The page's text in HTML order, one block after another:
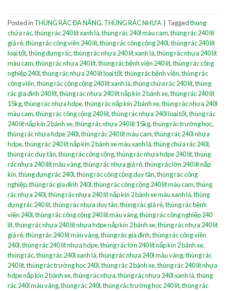
Posted in THÙNG RÁC ĐA NĂNG, THÙNG RÁC NHỰA Taggedthùng
chứa rác,thùng rác 240 lít xanh lá,thùng rác 240l màu cam,thùng rác 240 lít
giá rẻ,thùng rác công viên 240 lít,thùng rác công cộng 240l,thùng rác 240 lít
loại tốt,thùng đựng rác,thùng rác nhựa 240 lít xanh lá,thùng rác nhựa 240 lít
màu cam,thùng rác nhựa 240 lít,thùng rác bệnh viện 240 lít,thùng rác công
nghiệp 240l,thùng rác nhựa 240 lít loại tốt,thùng rác bệnh viện,thùng rác
công viên,thùng rác công cộng 240 lít xanh lá,thùng chứa rác 240 lít,thùng
rác gia đình 240 lít,thùng rác nhựa 240 lít nắp kín 2 bánh xe,thùng rác 240 lít
15kg,thùng rác nhựa hdpe,thùng rác nắp kín 2 bánh xe,thùng rác nhựa 240l
màu cam,thùng rác công cộng 240 lít,thùng rác nhựa 240l loại tốt,thùng rác
240 lít nắp kín 2 bánh xe,thùng rác nhựa 240 lít 15kg,thùng rác trường học,
thùng rác nhựa hdpe 240l,thùng rác 240 lít màu cam,thùng rác 240l nhựa
hdpe,thùng rác 240 lít nắp kín 2 bánh xe màu xanh lá,thùng chứa rác 240l,
thùng rác duy tân,thùng rác công cộng,thùng rác nhựa hdpe 240 lít,thùng
rác nhựa 240 llít màu vàng,thùng rác nhựa giá rẻ,thùng rác lớn 240 lít nắp
kín,thùng đựng rác 240l,thùng rác công cộng duy tân,thùng rác công
nghiệp,thùng rác gia đình 240l,thùng rác công cộng 240 lít màu cam,thùng
rác nhựa 240l,thùng rác nhựa 240 lít nắp kín 2 bánh xe màu xanh lá,thùng
đựng rác 240 lít,thùng rác nhựa duy tân,thùng rác giá rẻ,thùng rác bệnh
viện 240l,thùng rác công cộng 240 lít màu vàng,thùng rác công nghiệp 240
lít,thùng rác nhựa 240 lít nhựa hdpe nắp kín 2 bánh xe,thùng rác nhựa 240 lít
giá rẻ,thùng rác 240 lít màu vàng,thùng rác gia đình,thùng rác công viên
240l,thùng rác 240 lít nhựa hdpe,thùng rác lớn 240 lít nắp kín 2 bánh xe,
thùng rác,thùng rác 240l xanh lá,thùng rác nhựa 240l màu vàng,thùng rác
240 lít,thùng rác trường học 240l,thùng rác 2 bánh xe,thùng rác 240 lít nhựa
hdpe nắp kín 2 bánh xe,thùng rác nhựa,thùng rác nhựa 240l xanh lá,thùng
rác 240l màu vàng,thùng rác 240l,thùng rác trường học 240 lít,thùng rác